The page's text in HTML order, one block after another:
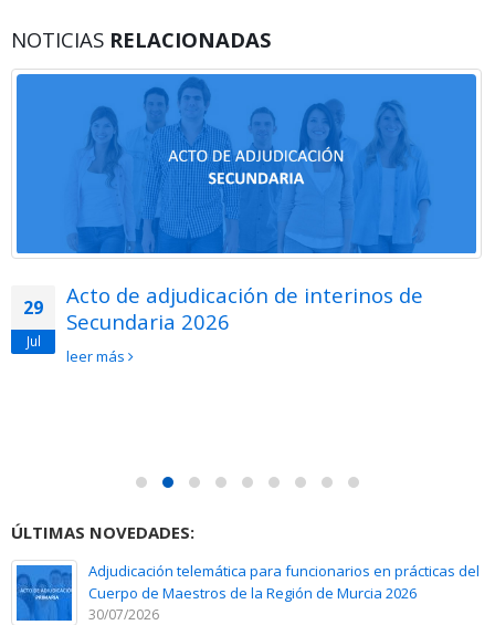
NOTICIAS RELACIONADAS
29
Jul
Acto de adjudicación de interinos de
Secundaria 2026
leer más
ÚLTIMAS NOVEDADES:
Adjudicación telemática para funcionarios en prácticas del
Cuerpo de Maestros de la Región de Murcia 2026
30/07/2026